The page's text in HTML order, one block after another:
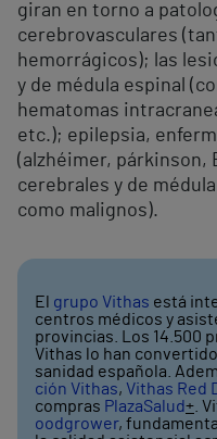
giran en torno a
cerebrovasculares
hemorrágicos); las
y de médula espinal
hematomas
etc.); epilepsia,
(alzhéimer, párkinson,
cerebrales y de
como malignos).
El grupo Vithas está
centros médicos y
provincias. Los 14.500
Vithas lo han
sanidad española.
ción Vithas, Vithas Red
compras PlazaSalud+ .
oodgrower,